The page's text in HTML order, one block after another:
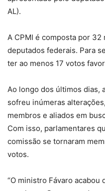
AL).
A CPMI é composta por 32
deputados federais. Para
ter ao menos 17 votos
Ao longo dos últimos dias,
sofreu inúmeras
membros e aliados em
Com isso, parlamentares
comissão se tornaram
votos.
“O ministro Fávaro